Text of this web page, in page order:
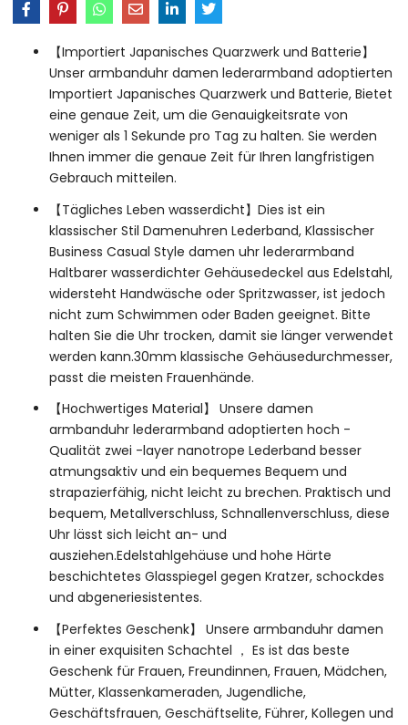
【Importiert Japanisches Quarzwerk und Batterie】
Unser armbanduhr damen lederarmband adoptierten
Importiert Japanisches Quarzwerk und Batterie, Bietet
eine genaue Zeit, um die Genauigkeitsrate von
weniger als 1 Sekunde pro Tag zu halten. Sie werden
Ihnen immer die genaue Zeit für Ihren langfristigen
Gebrauch mitteilen.
【Tägliches Leben wasserdicht】Dies ist ein
klassischer Stil Damenuhren Lederband, Klassischer
Business Casual Style damen uhr lederarmband
Haltbarer wasserdichter Gehäusedeckel aus Edelstahl,
widersteht Handwäsche oder Spritzwasser, ist jedoch
nicht zum Schwimmen oder Baden geeignet. Bitte
halten Sie die Uhr trocken, damit sie länger verwendet
werden kann.30mm klassische Gehäusedurchmesser,
passt die meisten Frauenhände.
【Hochwertiges Material】 Unsere damen
armbanduhr lederarmband adoptierten hoch -
Qualität zwei -layer nanotrope Lederband besser
atmungsaktiv und ein bequemes Bequem und
strapazierfähig, nicht leicht zu brechen. Praktisch und
bequem, Metallverschluss, Schnallenverschluss, diese
Uhr lässt sich leicht an- und
ausziehen.Edelstahlgehäuse und hohe Härte
beschichtetes Glasspiegel gegen Kratzer, schockdes
und abgeneriesistentes.
【Perfektes Geschenk】 Unsere armbanduhr damen
in einer exquisiten Schachtel ， Es ist das beste
Geschenk für Frauen, Freundinnen, Frauen, Mädchen,
Mütter, Klassenkameraden, Jugendliche,
Geschäftsfrauen, Geschäftselite, Führer, Kollegen und